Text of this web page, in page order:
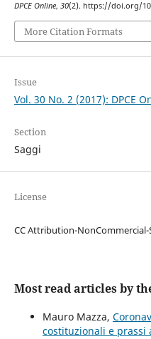
DPCE Online, 30(2). https://doi.org/
More Citation Formats
Issue
Vol. 30 No. 2 (2017): DPCE
Section
Saggi
License
CC Attribution-NonCommercial-
Most read articles by
Mauro Mazza,
costituzionali e prassi